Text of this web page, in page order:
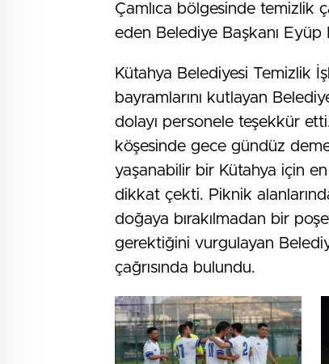
Çamlıca bölgesinde temizlik
eden Belediye Başkanı Eyüp
Kütahya Belediyesi Temizlik
bayramlarını kutlayan
dolayı personele teşekkür
köşesinde gece gündüz
yaşanabilir bir Kütahya için
dikkat çekti. Piknik
doğaya bırakılmadan bir
gerektiğini vurgulayan
çağrısında bulundu.